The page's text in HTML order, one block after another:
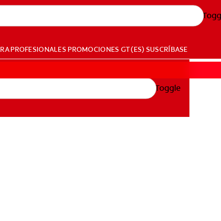
PROFESIONALES PROMOCIONES GT (ES) SUSCRÍBASE
Toggle